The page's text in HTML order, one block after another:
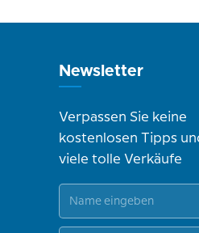
Newsletter
Verpassen Sie keine
kostenlosen Tipps
viele tolle Verkäufe